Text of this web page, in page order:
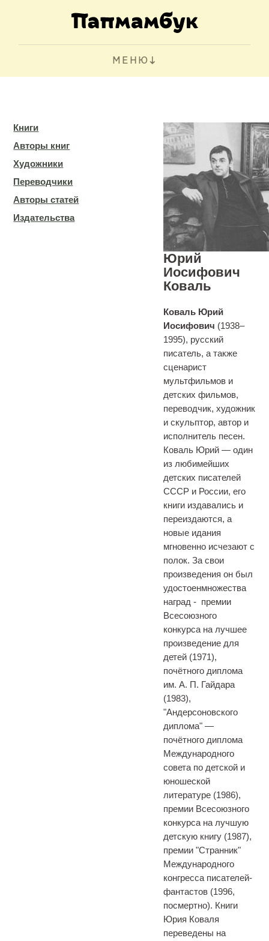
МЕНЮ
Книги
Авторы книг
Художники
Переводчики
Авторы статей
Издательства
Юрий
Иосифович
Коваль
Коваль Юрий
Иосифович (1938–
1995), русский
писатель, а также
сценарист
мультфильмов и
детских фильмов,
переводчик, художник
и скульптор, автор и
исполнитель песен.
Коваль Юрий — один
из любимейших
детских писателей
СССР и России, его
книги издавались и
переиздаются, а
новые идания
мгновенно исчезают с
полок. За свои
произведения он был
удостоенмножества
наград - премии
Всесоюзного
конкурса на лучшее
произведение для
детей (1971),
почётного диплома
им. А. П. Гайдара
(1983),
"Андерсоновского
диплома" —
почётного диплома
Международного
совета по детской и
юношеской
литературе (1986),
премии Всесоюзного
конкурса на лучшую
детскую книгу (1987),
премии "Странник"
Международного
конгресса писателей-
фантастов (1996,
посмертно). Книги
Юрия Коваля
переведены на